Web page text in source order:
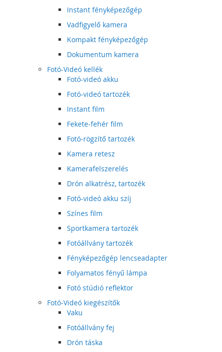
Instant fényképezőgép
Vadfigyelő kamera
Kompakt fényképezőgép
Dokumentum kamera
Fotó-Videó kellék
Fotó-videó akku
Fotó-videó tartozék
Instant film
Fekete-fehér film
Fotó-rögzítő tartozék
Kamera retesz
Kamerafelszerelés
Drón alkatrész, tartozék
Fotó-videó akku szíj
Színes film
Sportkamera tartozék
Fotóállvány tartozék
Fényképezőgép lencseadapter
Folyamatos fényű lámpa
Fotó stúdió reflektor
Fotó-Videó kiegészítők
Vaku
Fotóállvány fej
Drón táska